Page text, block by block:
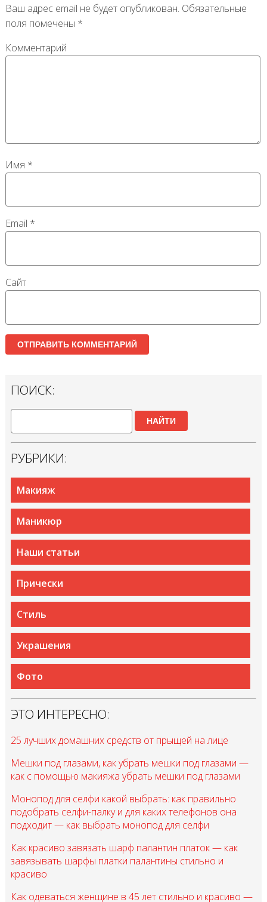
Ваш адрес email не будет опубликован. Обязательные
поля помечены *
Комментарий
Имя *
Email *
Сайт
ПОИСК:
НАЙТИ
РУБРИКИ:
Макияж
Маникюр
Наши статьи
Прически
Стиль
Украшения
Фото
ЭТО ИНТЕРЕСНО:
25 лучших домашних средств от прыщей на лице
Мешки под глазами, как убрать мешки под глазами —
как с помощью макияжа убрать мешки под глазами
Монопод для селфи какой выбрать: как правильно
подобрать селфи-палку и для каких телефонов она
подходит — как выбрать монопод для селфи
Как красиво завязать шарф палантин платок — как
завязывать шарфы платки палантины стильно и
красиво
Как одеваться женщине в 45 лет стильно и красиво —